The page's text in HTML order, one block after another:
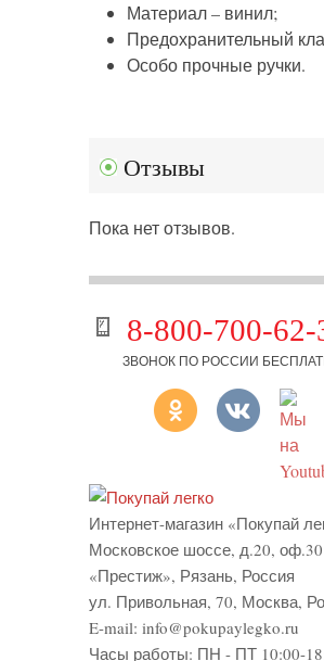
Материал – винил;
Предохранительный
Особо прочные ручки.
Отзывы
Пока нет отзывов.
8-800-700-62-
ЗВОНОК ПО РОССИИ
Интернет-магазин «Покупай
Московское шоссе, д.20,
«Престиж», Рязань, Россия
ул. Привольная, 70, Москва,
E-mail: info@pokupaylegko.ru
Часы работы: ПН - ПТ 10:00-